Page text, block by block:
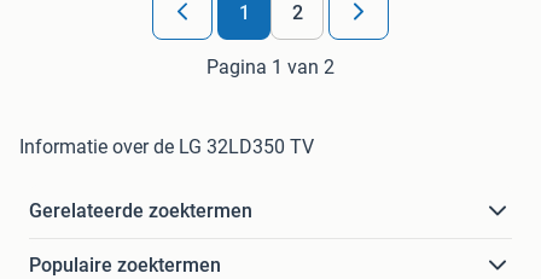
1 2
Pagina 1 van 2
Informatie over de LG 32LD350 TV
Gerelateerde zoektermen
Populaire zoektermen